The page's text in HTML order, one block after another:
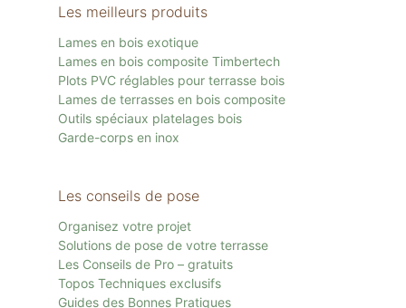
Les meilleurs produits
Lames en bois exotique
Lames en bois composite Timbertech
Plots PVC réglables pour terrasse bois
Lames de terrasses en bois composite
Outils spéciaux platelages bois
Garde-corps en inox
Les conseils de pose
Organisez votre projet
Solutions de pose de votre terrasse
Les Conseils de Pro – gratuits
Topos Techniques exclusifs
Guides des Bonnes Pratiques